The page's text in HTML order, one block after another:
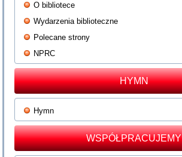
O bibliotece
Wydarzenia biblioteczne
Polecane strony
NPRC
HYMN
Hymn
WSPÓŁPRACUJEMY